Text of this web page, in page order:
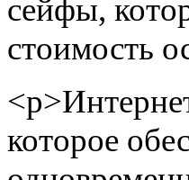
сейфы,
стоимость
которое